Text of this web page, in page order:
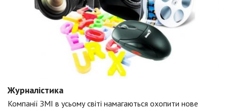
Журналістика
Компанії ЗМІ в усьому світі намагаються охопити нове